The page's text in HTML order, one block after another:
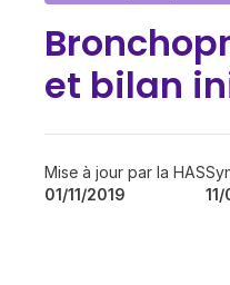
et bilan
Mise à jour par la HAS
01/11/2019